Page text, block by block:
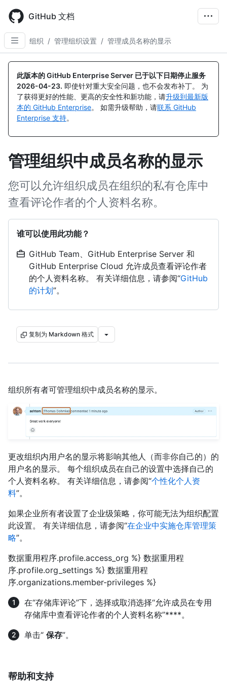
main
content
GitHub 文档
组织 / 管理组织设置 / 管理成员名称的显示
此版本的 GitHub Enterprise Server 已于以下日期停止服务
2026-04-23. 即使针对重大安全问题，也不会发布补丁。 为
了获得更好的性能、更高的安全性和新功能，请升级到最新版
本的 GitHub Enterprise。 如需升级帮助，请联系 GitHub
Enterprise 支持。
管理组织中成员名称的显示
您可以允许组织成员在组织的私有仓库中
查看评论作者的个人资料名称。
谁可以使用此功能？
GitHub Team、GitHub Enterprise Server 和
GitHub Enterprise Cloud 允许成员查看评论作者
的个人资料名称。 有关详细信息，请参阅“GitHub
的计划”。
复制为 Markdown 格式
组织所有者可管理组织中成员名称的显示。
更改组织内用户名的显示将影响其他人（而非你自己的）的
用户名的显示。 每个组织成员在自己的设置中选择自己的
个人资料名称。 有关详细信息，请参阅“个性化个人资
料”。
如果企业所有者设置了企业级策略，你可能无法为组织配置
此设置。 有关详细信息，请参阅“在企业中实施仓库管理策
略”。
数据重用程序.profile.access_org %} 数据重用程
序.profile.org_settings %} 数据重用程
序.organizations.member-privileges %}
在“存储库评论”下，选择或取消选择“允许成员在专用
存储库中查看评论作者的个人资料名称”****。
单击“ 保存”。
帮助和支持